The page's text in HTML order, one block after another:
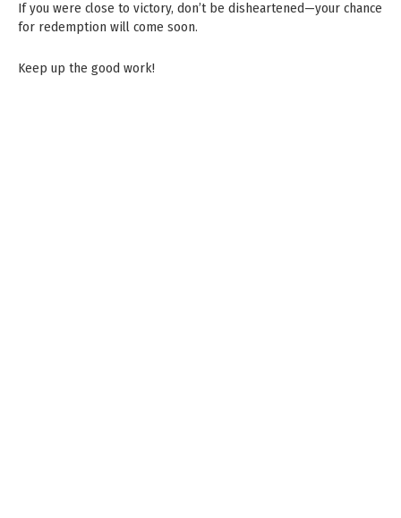
If you were close to victory, don’t be disheartened—your chance
for redemption will come soon.
Keep up the good work!